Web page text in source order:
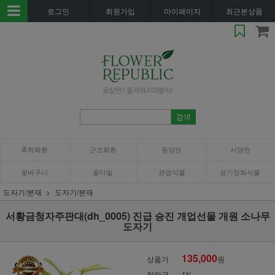
로그인 회원가입 마이페이지 최근본상품
축하화환 근조화환 동양란 서양란
꽃바구니 꽃다발 관엽식물 공기정화식물
도자기/분재 도자기/분재
서황금청자주판대(dh_0005) 진급 승진 개업선물 개원 소나무
도자기
상품가 135,000원